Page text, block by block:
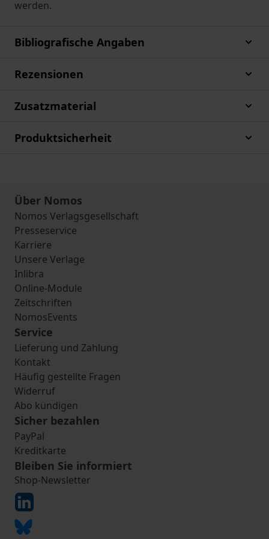
werden.
Bibliografische Angaben
Rezensionen
Zusatzmaterial
Produktsicherheit
Über Nomos
Nomos Verlagsgesellschaft
Presseservice
Karriere
Unsere Verlage
Inlibra
Online-Module
Zeitschriften
NomosEvents
Service
Lieferung und Zahlung
Kontakt
Häufig gestellte Fragen
Widerruf
Abo kündigen
Sicher bezahlen
PayPal
Kreditkarte
Bleiben Sie informiert
Shop-Newsletter